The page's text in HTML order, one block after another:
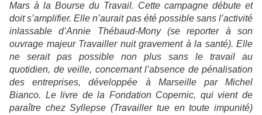
Mars à la Bourse du Travail. Cette campagne débute et
doit s’amplifier. Elle n’aurait pas été possible sans l’activité
inlassable d’Annie Thébaud-Mony (se reporter à son
ouvrage majeur Travailler nuit gravement à la santé). Elle
ne serait pas possible non plus sans le travail au
quotidien, de veille, concernant l’absence de pénalisation
des entreprises, développée à Marseille par Michel
Bianco. Le livre de la Fondation Copernic, qui vient de
paraître chez Syllepse (Travailler tue en toute impunité)